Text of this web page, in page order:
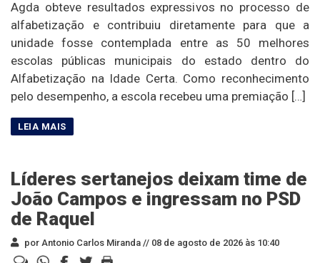
Agda obteve resultados expressivos no processo de
alfabetização e contribuiu diretamente para que a
unidade fosse contemplada entre as 50 melhores
escolas públicas municipais do estado dentro do
Alfabetização na Idade Certa. Como reconhecimento
pelo desempenho, a escola recebeu uma premiação […]
Líderes sertanejos deixam time de
João Campos e ingressam no PSD
de Raquel
por Antonio Carlos Miranda // 08 de agosto de 2026 às 10:40